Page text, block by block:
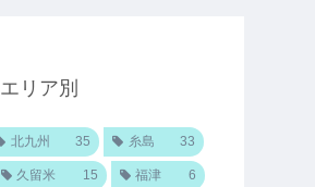
エリア別
北九州 35 糸島 33
久留米 15 福津 6